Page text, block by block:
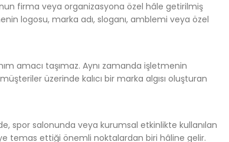
firma veya organizasyona özel hâle getirilmiş
logosu, marka adı, sloganı, amblemi veya özel
amacı taşımaz. Aynı zamanda işletmenin
üzerinde kalıcı bir marka algısı oluşturan
spor salonunda veya kurumsal etkinlikte kullanılan
temas ettiği önemli noktalardan biri hâline gelir.